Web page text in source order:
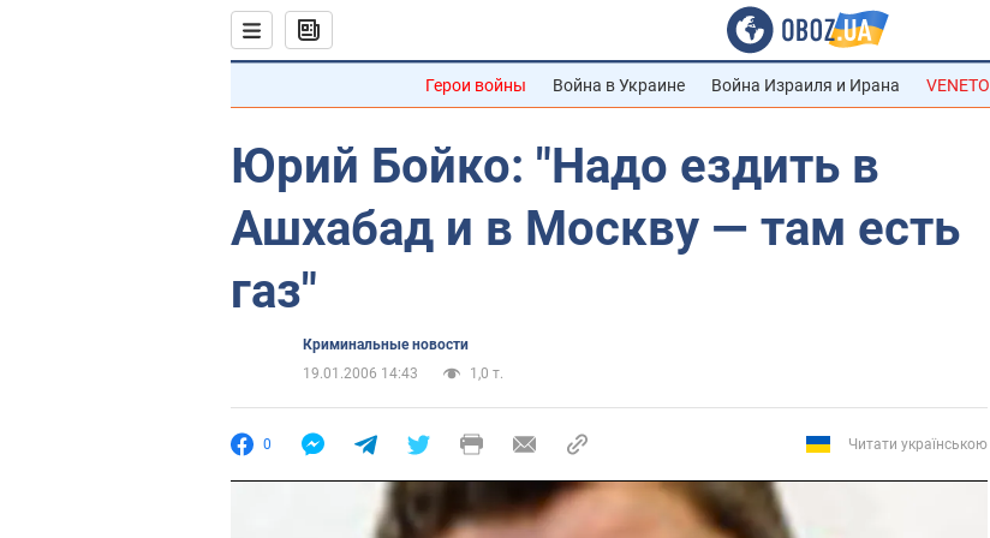
Герои войны Война в Украине Война Израиля и Ирана VENETO
Юрий Бойко: "Надо ездить в
Ашхабад и в Москву — там есть
газ"
Криминальные новости
19.01.2006 14:43
1,0 т.
0 Читати українською